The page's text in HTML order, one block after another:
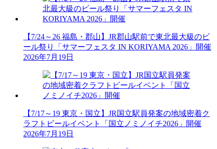
【7/24～26 福島・郡山】JR郡山駅前で東北最大級のビ
ール祭り「サマーフェスタ IN KORIYAMA 2026」開催
2026年7月19日
【7/17～19 東京・国立】JR国立駅員発案の地域密着ク
ラフトビールイベント「国立ノミノイチ2026」開催
2026年7月19日